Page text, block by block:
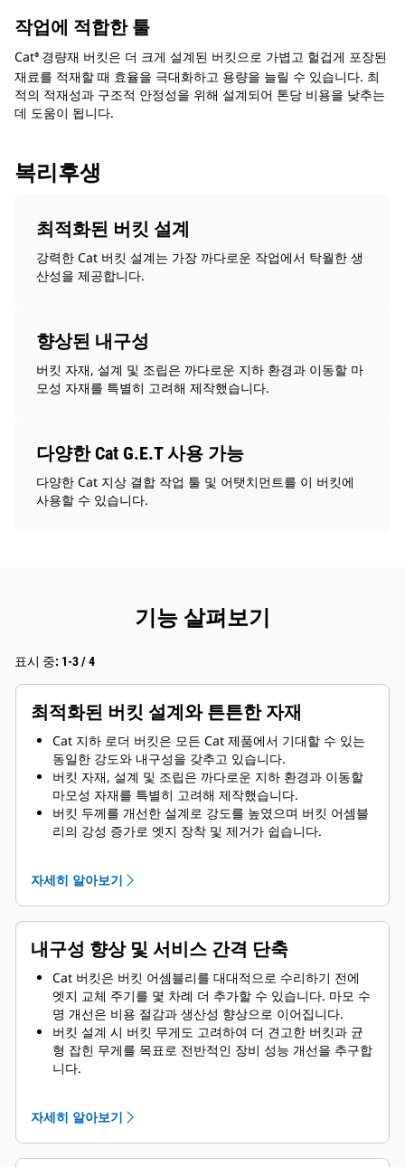
작업에 적합한 툴
Cat® 경량재 버킷은 더 크게 설계된 버킷으로 가볍고 헐겁게 포장된
재료를 적재할 때 효율을 극대화하고 용량을 늘릴 수 있습니다. 최
적의 적재성과 구조적 안정성을 위해 설계되어 톤당 비용을 낮추는
데 도움이 됩니다.
복리후생
최적화된 버킷 설계
강력한 Cat 버킷 설계는 가장 까다로운 작업에서 탁월한 생
산성을 제공합니다.
향상된 내구성
버킷 자재, 설계 및 조립은 까다로운 지하 환경과 이동할 마
모성 자재를 특별히 고려해 제작했습니다.
다양한 Cat G.E.T 사용 가능
다양한 Cat 지상 결합 작업 툴 및 어탯치먼트를 이 버킷에
사용할 수 있습니다.
기능 살펴보기
표시 중: 1-3 / 4
최적화된 버킷 설계와 튼튼한 자재
Cat 지하 로더 버킷은 모든 Cat 제품에서 기대할 수 있는
동일한 강도와 내구성을 갖추고 있습니다.
버킷 자재, 설계 및 조립은 까다로운 지하 환경과 이동할
마모성 자재를 특별히 고려해 제작했습니다.
버킷 두께를 개선한 설계로 강도를 높였으며 버킷 어셈블
리의 강성 증가로 엣지 장착 및 제거가 쉽습니다.
자세히 알아보기
내구성 향상 및 서비스 간격 단축
Cat 버킷은 버킷 어셈블리를 대대적으로 수리하기 전에
엣지 교체 주기를 몇 차례 더 추가할 수 있습니다. 마모 수
명 개선은 비용 절감과 생산성 향상으로 이어집니다.
버킷 설계 시 버킷 무게도 고려하여 더 견고한 버킷과 균
형 잡힌 무게를 목표로 전반적인 장비 성능 개선을 추구합
니다.
자세히 알아보기